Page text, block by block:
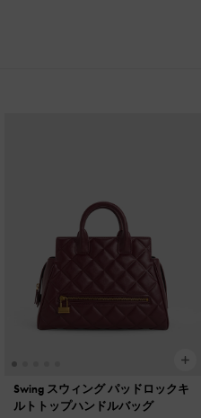
Swing スウィング パッドロックキ
ルトトップハンドルバッグ